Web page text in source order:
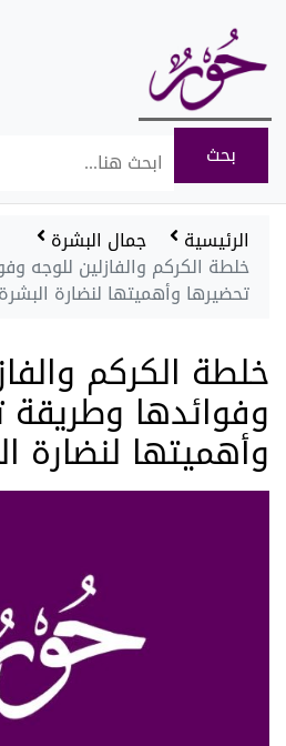
الرئيسية جمال البشرة
خلطة الكركم والفازلين للوجه
تحضيرها وأهميتها لنضارة البشرة
خلطة الكركم
وفوائدها وطريقة
وأهميتها لنضارة